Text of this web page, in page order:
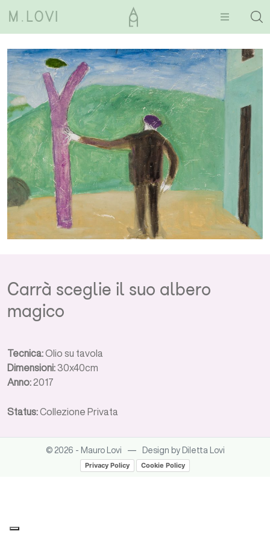
Carrà sceglie il suo albero
magico
Tecnica:Olio su tavola
Dimensioni:30x40cm
Anno: 2017
Status:Collezione Privata
© 2026 - Mauro Lovi —
Design by Diletta Lovi
Privacy Policy
Cookie Policy